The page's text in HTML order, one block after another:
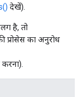
देखें).
है, तो
प्रोसेस का अनुरोध